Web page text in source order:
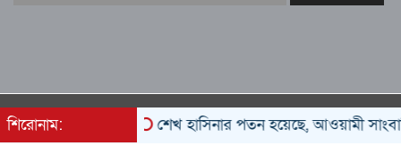
বাংলাদেশ আজ দুই ভাগে বিভক্ত—একটি
শিরোনাম: শেখ হাসিনার পতন হয়েছে, আওয়ামী
All rights reserved © 2022